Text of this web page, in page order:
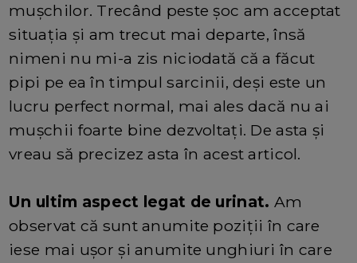
mușchilor. Trecând peste șoc am acceptat
situația și am trecut mai departe, însă
nimeni nu mi-a zis niciodată că a făcut
pipi pe ea în timpul sarcinii, deși este un
lucru perfect normal, mai ales dacă nu ai
mușchii foarte bine dezvoltați. De asta și
vreau să precizez asta în acest articol.
Un ultim aspect legat de urinat. Am
observat că sunt anumite poziții în care
iese mai ușor și anumite unghiuri în care